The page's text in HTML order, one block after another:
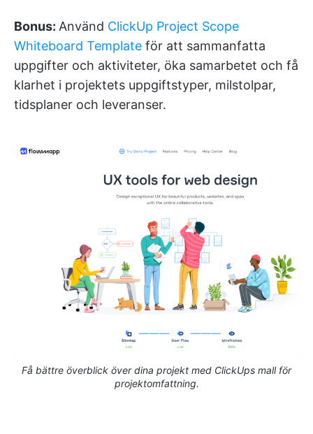
Bonus: Använd ClickUp Project Scope
Whiteboard Template för att sammanfatta
uppgifter och aktiviteter, öka samarbetet och få
klarhet i projektets uppgiftstyper, milstolpar,
tidsplaner och leveranser.
Få bättre överblick över dina projekt med ClickUps mall för
projektomfattning.